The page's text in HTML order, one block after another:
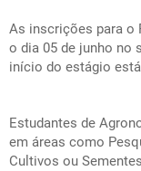
As inscrições para o
o dia 05 de junho no
início do estágio
Estudantes de
em áreas como
Cultivos ou